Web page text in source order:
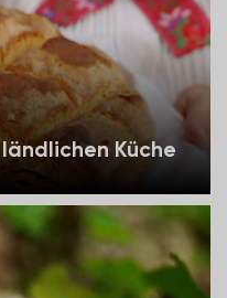
Küche